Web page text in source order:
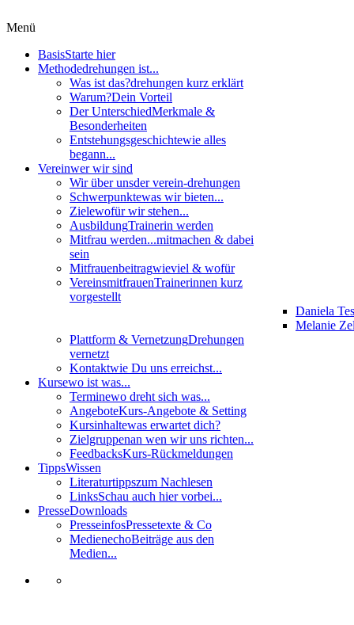
Menü
BasisStarte hier
Methodedrehungen ist...
Was ist das?drehungen kurz erklärt
Warum?Dein Vorteil
Der UnterschiedMerkmale &
Besonderheiten
Entstehungsgeschichtewie alles
begann...
Vereinwer wir sind
Wir über unsder verein-drehungen
Schwerpunktewas wir bieten...
Zielewofür wir stehen...
AusbildungTrainerin werden
Mitfrau werden...mitmachen & dabei
sein
Mitfrauenbeitragwieviel & wofür
VereinsmitfrauenTrainerinnen kurz
vorgestellt
Daniela
Melanie
Plattform & VernetzungDrehungen
vernetzt
Kontaktwie Du uns erreichst...
Kursewo ist was...
Terminewo dreht sich was...
AngeboteKurs-Angebote & Setting
Kursinhaltewas erwartet dich?
Zielgruppenan wen wir uns richten...
FeedbacksKurs-Rückmeldungen
TippsWissen
Literaturtippszum Nachlesen
LinksSchau auch hier vorbei...
PresseDownloads
PresseinfosPressetexte & Co
MedienechoBeiträge aus den
Medien...